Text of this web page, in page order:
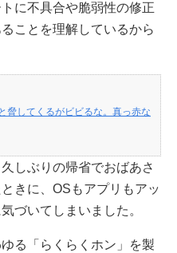
に不具合や脆弱性の修正
ことを理解しているから
脅してくるがビビるな。真っ赤な
しぶりの帰省でおばあさ
きに、OSもアプリもアッ
づいてしまいました。
る「らくらくホン」を製